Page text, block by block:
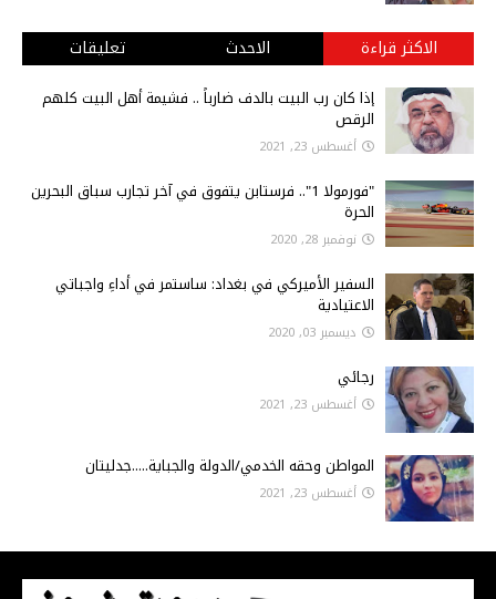
الاكثر قراءة الاحدث تعليقات
إذا كان رب البيت بالدف ضارباً .. فشيمة أهل البيت كلهم
الرقص
أغسطس 23, 2021
"فورمولا 1".. فرستابن يتفوق في آخر تجارب سباق البحرين
الحرة
نوفمبر 28, 2020
السفير الأميركي في بغداد: ساستمر في أداءِ واجباتي
الاعتيادية
ديسمبر 03, 2020
رجائي
أغسطس 23, 2021
المواطن وحقه الخدمي/الدولة والجباية.....جدليتان
أغسطس 23, 2021